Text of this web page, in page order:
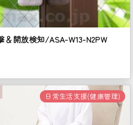
＆開放検知/ASA-W13-N2PW
日常生活支援(健康管理)